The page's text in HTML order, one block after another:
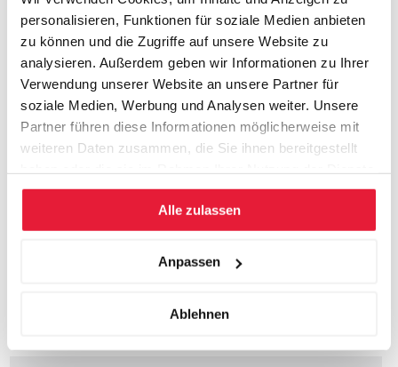
personalisieren, Funktionen für soziale Medien anbieten
zu können und die Zugriffe auf unsere Website zu
analysieren. Außerdem geben wir Informationen zu Ihrer
Verwendung unserer Website an unsere Partner für
soziale Medien, Werbung und Analysen weiter. Unsere
Partner führen diese Informationen möglicherweise mit
weiteren Daten zusammen, die Sie ihnen bereitgestellt
gesammelt haben.
Alle zulassen
Anpassen
Ablehnen
Wie Geschäftsideen gefiltert und geeignete neue Geschäfte
bestimmt werden
Wie neue Geschäftsmodelle und New Business
Development-Konzepte erarbeitet werden
Risikobetrachtungen, best und worst case
Flexibilität, Versuch-Irrtum und Lerneffekte nutzen
Zeitachse und Ressourcen realistisch planen
Bestehendes optimal nutzen, um Neues zu erschaffen
Termine, Orte, Seminargebühr und